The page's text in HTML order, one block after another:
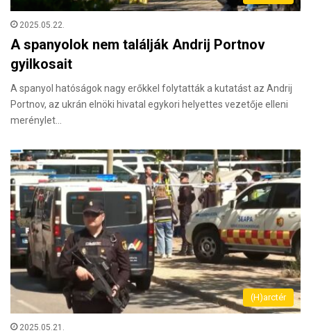
2025.05.22.
A spanyolok nem találják Andrij Portnov
gyilkosait
A spanyol hatóságok nagy erőkkel folytatták a kutatást az Andrij
Portnov, az ukrán elnöki hivatal egykori helyettes vezetője elleni
merénylet…
(H)arctér
2025.05.21.